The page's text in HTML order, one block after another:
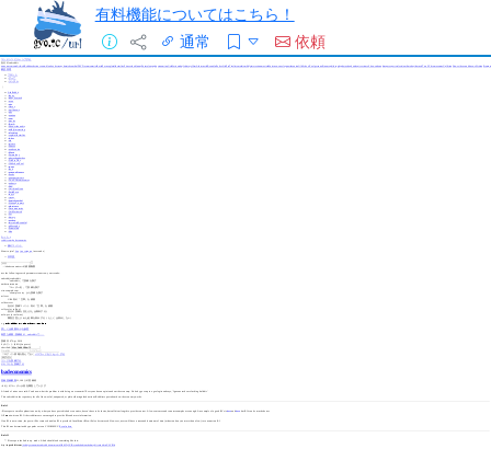
有料機能についてはこちら！
通常
依頼